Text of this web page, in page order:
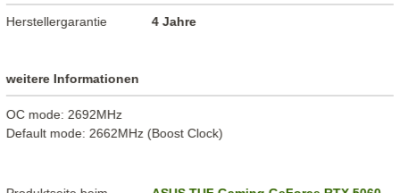
Herstellergarantie 4 Jahre
weitere Informationen
OC mode: 2692MHz
Default mode: 2662MHz (Boost Clock)